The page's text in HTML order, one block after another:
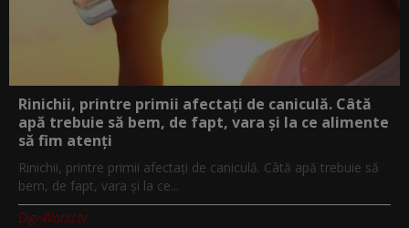
Rinichii, printre primii afectați de caniculă. Câtă
apă trebuie să bem, de fapt, vara și la ce alimente
să fim atenți
Rinichii, printre primii afectați de caniculă. Câtă apă trebuie să
bem, de fapt, vara și la ce...
Digi-World.tv